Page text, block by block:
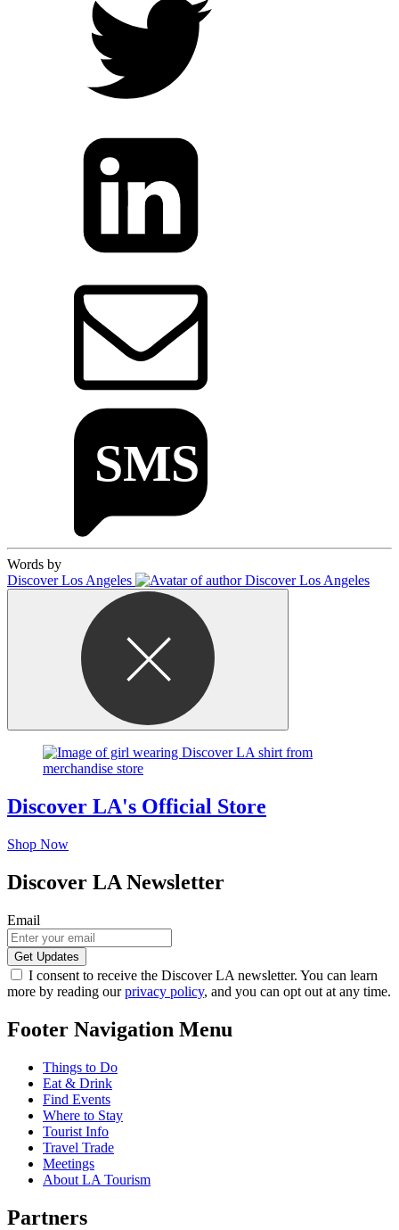
Words by
Discover Los Angeles
Discover LA's Official Store
Shop Now
Discover LA Newsletter
Email
I consent to receive the Discover LA newsletter. You can learn
more by reading ourprivacy policy, and you can opt out at any time.
Footer Navigation Menu
Things to Do
Eat & Drink
Find Events
Where to Stay
Tourist Info
Travel Trade
Meetings
About LA Tourism
Partners